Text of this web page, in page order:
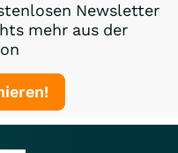
Newsletter
mehr aus der